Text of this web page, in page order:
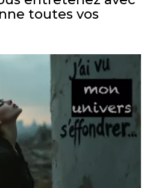
toutes vos